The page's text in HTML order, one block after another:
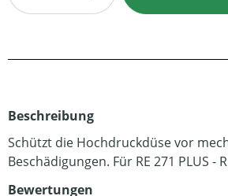
Beschreibung
Schützt die Hochdruckdüse vor
Beschädigungen. Für RE 271 PLUS -
Bewertungen